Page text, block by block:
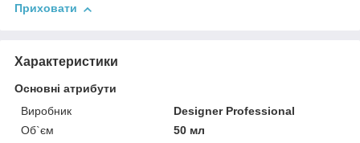
Приховати
Характеристики
Основні атрибути
Виробник
Designer Professional
Об`єм
50 мл